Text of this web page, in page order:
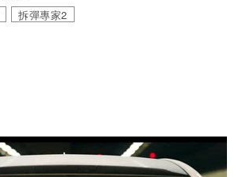
拆彈專家2